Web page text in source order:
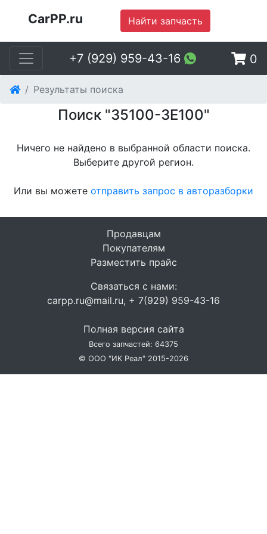
CarPP.ru Найти запчасть
+7 (929) 959-43-16 0
Результаты поиска
Поиск "35100-3E100"
Ничего не найдено в выбранной области поиска.
Выберите другой регион.
Или вы можете отправить запрос в авторазборки
Продавцам
Покупателям
Разместить прайс
Связаться с нами:
carpp.ru@mail.ru, + 7(929) 959-43-16
Полная версия сайта
Всего запчастей: 64375
© ООО "ИК Реал" 2015-2026